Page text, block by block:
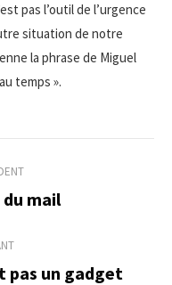
pas l’outil de l’urgence
situation de notre
la phrase de Miguel
temps ».
mail
pas un gadget